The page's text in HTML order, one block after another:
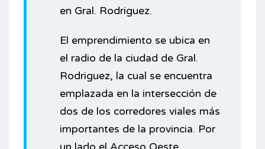
en Gral. Rodriguez.
El emprendimiento se ubica en
el radio de la ciudad de Gral.
Rodriguez, la cual se encuentra
emplazada en la intersección de
dos de los corredores viales más
importantes de la provincia. Por